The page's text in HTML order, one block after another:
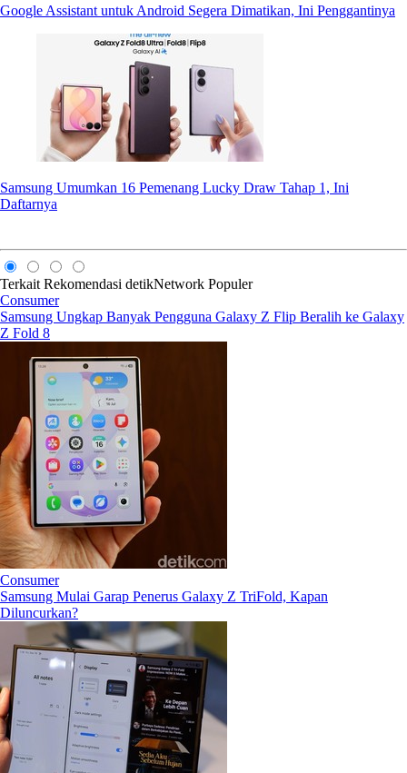
Google Assistant untuk Android Segera Dimatikan, Ini Penggantinya
Samsung Umumkan 16 Pemenang Lucky Draw Tahap 1, Ini
Daftarnya
Terkait Rekomendasi detikNetwork Populer
Consumer
Samsung Ungkap Banyak Pengguna Galaxy Z Flip Beralih ke Galaxy
Z Fold 8
Consumer
Samsung Mulai Garap Penerus Galaxy Z TriFold, Kapan
Diluncurkan?